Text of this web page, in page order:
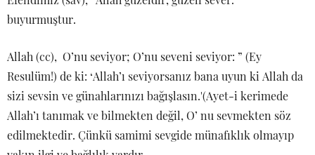
buyurmuştur.
Allah (cc), O’nu seviyor; O’nu seveni seviyor: ” (Ey
Resulüm!) de ki: ‘Allah’ı seviyorsanız bana uyun ki Allah da
sizi sevsin ve günahlarınızı bağışlasın.'(Ayet-i kerimede
Allah’ı tanımak ve bilmekten değil, O’ nu sevmekten söz
edilmektedir. Çünkü samimi sevgide münafıklık olmayıp